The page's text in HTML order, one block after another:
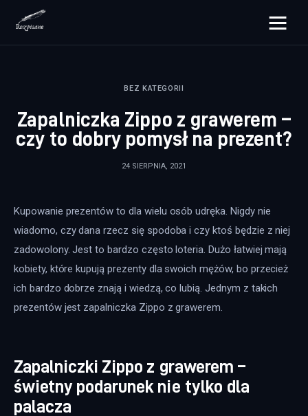
rozpisane.pl
Zdrowie
Więcej
BEZ KATEGORII
Zapalniczka Zippo z grawerem –
czy to dobry pomysł na prezent?
24 SIERPNIA, 2021
Kupowanie prezentów to dla wielu osób udręka. Nigdy nie
wiadomo, czy dana rzecz się spodoba i czy ktoś będzie z niej
zadowolony. Jest to bardzo często loteria. Dużo łatwiej mają
kobiety, które kupują prezenty dla swoich mężów, bo przecież
ich bardzo dobrze znają i wiedzą, co lubią. Jednym z takich
prezentów jest zapalniczka Zippo z grawerem.
Zapalniczki Zippo z grawerem –
świetny podarunek nie tylko dla
palacza